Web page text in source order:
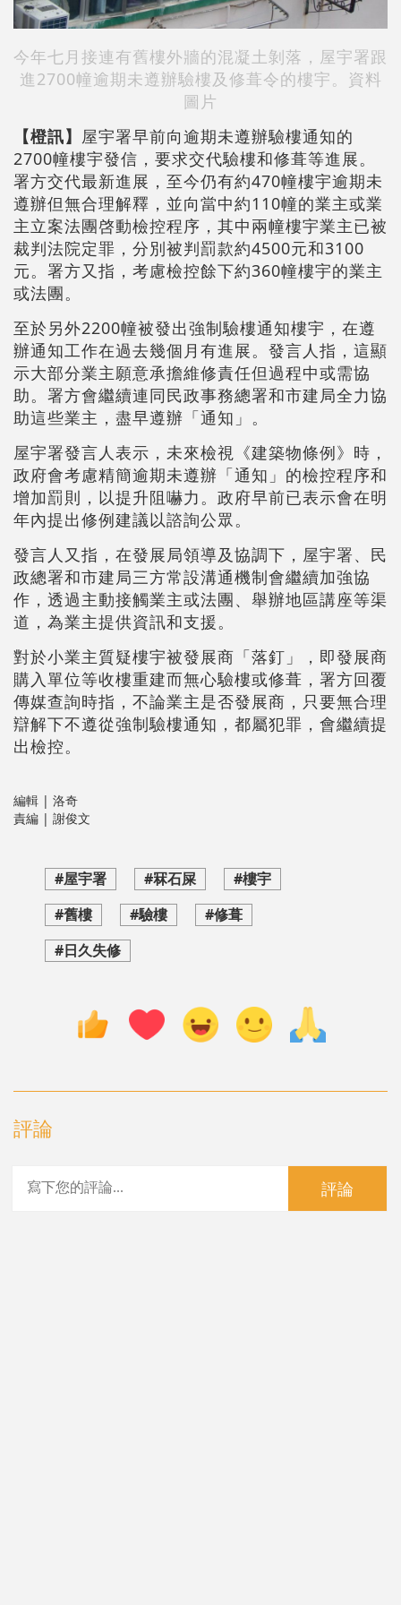
今年七月接連有舊樓外牆的混凝土剝落，屋宇署跟
進2700幢逾期未遵辦驗樓及修葺令的樓宇。資料
圖片
【橙訊】 屋宇署早前向逾期未遵辦驗樓通知的
2700幢樓宇發信，要求交代驗樓和修葺等進展。
署方交代最新進展，至今仍有約470幢樓宇逾期未
遵辦但無合理解釋，並向當中約110幢的業主或業
主立案法團啓動檢控程序，其中兩幢樓宇業主已被
裁判法院定罪，分別被判罰款約4500元和3100
元。署方又指，考慮檢控餘下約360幢樓宇的業主
或法團。
至於另外2200幢被發出強制驗樓通知樓宇，在遵
辦通知工作在過去幾個月有進展。發言人指，這顯
示大部分業主願意承擔維修責任但過程中或需協
助。署方會繼續連同民政事務總署和市建局全力協
助這些業主，盡早遵辦「通知」。
屋宇署發言人表示，未來檢視《建築物條例》時，
政府會考慮精簡逾期未遵辦「通知」的檢控程序和
增加罰則，以提升阻嚇力。政府早前已表示會在明
年內提出修例建議以諮詢公眾。
發言人又指，在發展局領導及協調下，屋宇署、民
政總署和市建局三方常設溝通機制會繼續加強協
作，透過主動接觸業主或法團、舉辦地區講座等渠
道，為業主提供資訊和支援。
對於小業主質疑樓宇被發展商「落釘」，即發展商
購入單位等收樓重建而無心驗樓或修葺，署方回覆
傳媒查詢時指，不論業主是否發展商，只要無合理
辯解下不遵從強制驗樓通知，都屬犯罪，會繼續提
出檢控。
編輯 | 洛奇
責編 | 謝俊文
#屋宇署 #冧石屎
#樓宇
#舊樓
#驗樓
#修葺
#日久失修
評論
評論